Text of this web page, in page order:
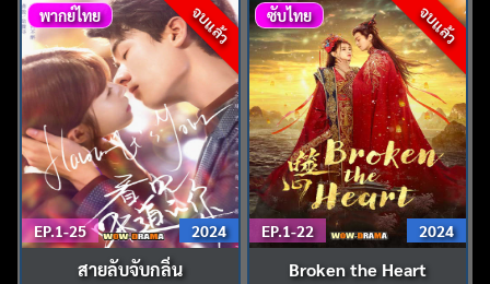
จบแล้ว
พากย์ไทย
EP.1-25 2024
สายลับจับกลิ่น
จบแล้ว
ซับไทย
EP.1-22 2024
Broken the Heart